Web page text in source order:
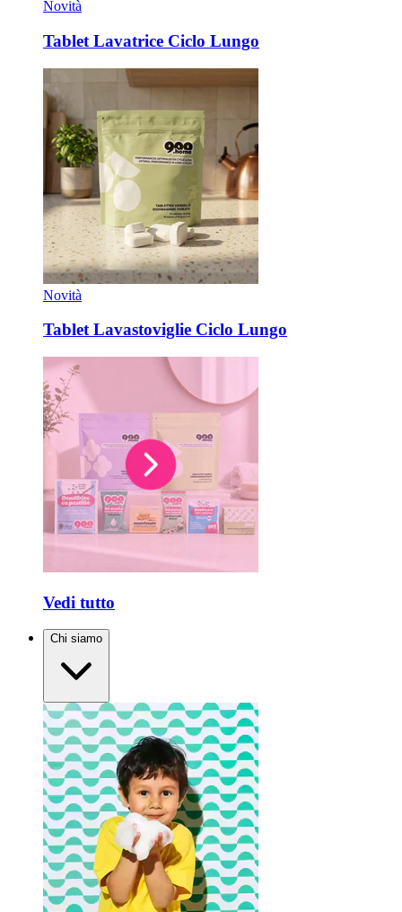
Novità
Tablet Lavatrice Ciclo Lungo
Novità
Tablet Lavastoviglie Ciclo Lungo
Vedi tutto
Chi siamo